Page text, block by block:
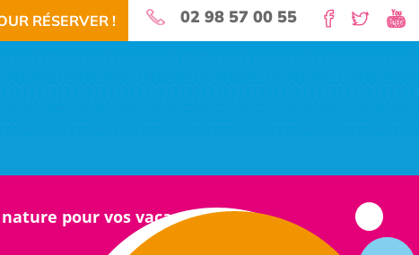
RÉSERVER ! 02 98 57 00 55
pour vos vacances!